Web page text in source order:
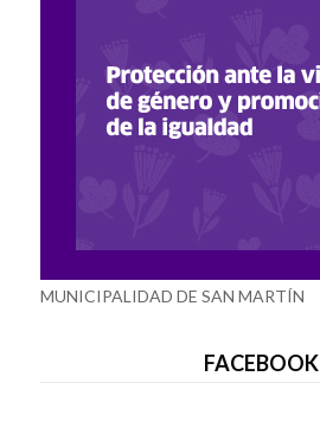
MUNICIPALIDAD DE SAN MARTÍN
FACEBOOK